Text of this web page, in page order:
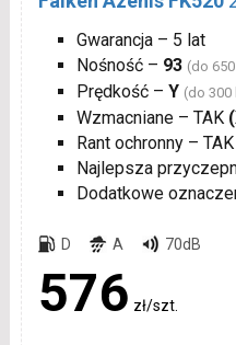
Gwarancja – 5 lat
Nośność – 93 (do
Prędkość – Y (do 300
Wzmacniane – TAK
Rant ochronny – TAK
Najlepsza
Dodatkowe
D A 70dB
576 zł/szt.